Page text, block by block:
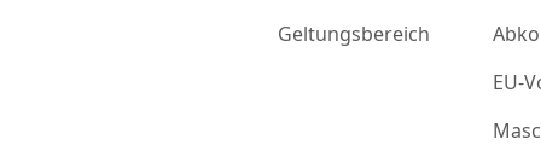
Geltungsbereich
EU-